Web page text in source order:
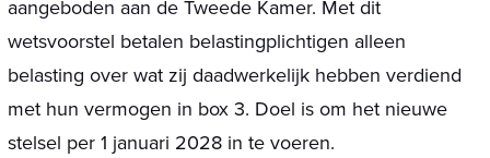
aangeboden aan de Tweede Kamer. Met dit
wetsvoorstel betalen belastingplichtigen alleen
belasting over wat zij daadwerkelijk hebben verdiend
met hun vermogen in box 3. Doel is om het nieuwe
stelsel per 1 januari 2028 in te voeren.